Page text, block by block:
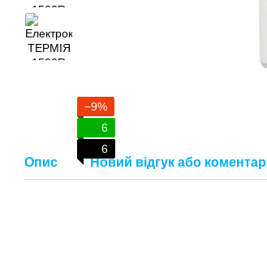
−9%
6
6
Опис Новий відгук або коментар